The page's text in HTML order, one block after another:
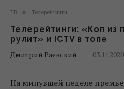
ТВ Телерейтинги
Телерейтинги: «Коп из
рулит» и ICTV в топе
Дмитрий Раевский
На минувшей неделе